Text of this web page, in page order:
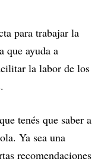
para trabajar la
que ayuda a
la labor de los
tenés que saber a
Ya sea una
recomendaciones